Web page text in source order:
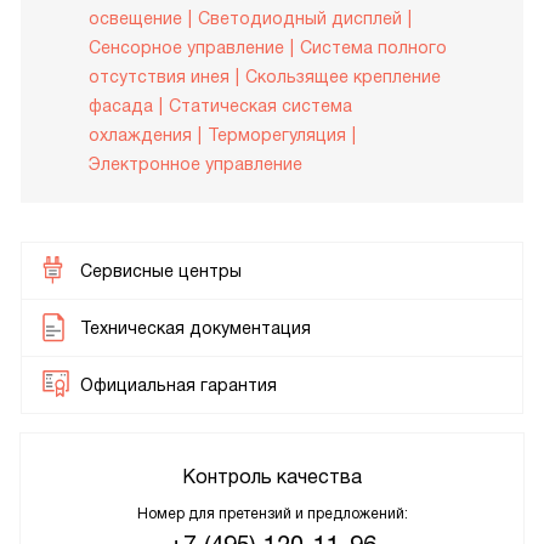
освещение
Светодиодный дисплей
Сенсорное управление
Система полного
отсутствия инея
Скользящее крепление
фасада
Статическая система
охлаждения
Терморегуляция
Электронное управление
Сервисные центры
Техническая документация
Официальная гарантия
Контроль качества
Номер для претензий и предложений: